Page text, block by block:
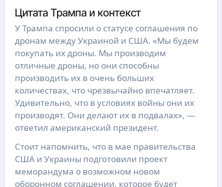
Цитата Трампа и контекст
У Трампа спросили о статусе соглашения по
дронам между Украиной и США. «Мы будем
покупать их дроны. Мы производим
отличные дроны, но они способны
производить их в очень больших
количествах, что чрезвычайно впечатляет.
Удивительно, что в условиях войны они их
производят. Они делают их в подвалах», —
ответил американский президент.
Стоит напомнить, что в мае правительства
США и Украины подготовили проект
меморандума о возможном новом
оборонном соглашении, которое будет